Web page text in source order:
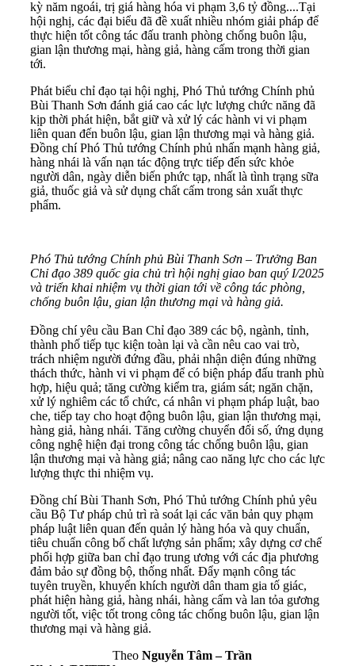
kỳ năm ngoái, trị giá hàng hóa vi phạm 3,6 tỷ đồng....Tại
hội nghị, các đại biểu đã đề xuất nhiều nhóm giải pháp để
thực hiện tốt công tác đấu tranh phòng chống buôn lậu,
gian lận thương mại, hàng giả, hàng cấm trong thời gian
tới.
Phát biểu chỉ đạo tại hội nghị, Phó Thủ tướng Chính phủ
Bùi Thanh Sơn đánh giá cao các lực lượng chức năng đã
kịp thời phát hiện, bắt giữ và xử lý các hành vi vi phạm
liên quan đến buôn lậu, gian lận thương mại và hàng giả.
Đồng chí Phó Thủ tướng Chính phủ nhấn mạnh hàng giả,
hàng nhái là vấn nạn tác động trực tiếp đến sức khỏe
người dân, ngày diễn biến phức tạp, nhất là tình trạng sữa
giả, thuốc giả và sử dụng chất cấm trong sản xuất thực
phẩm.
Phó Thủ tướng Chính phủ Bùi Thanh Sơn – Trưởng Ban
Chỉ đạo 389 quốc gia chủ trì hội nghị giao ban quý I/2025
và triển khai nhiệm vụ thời gian tới về công tác phòng,
chống buôn lậu, gian lận thương mại và hàng giả.
Đồng chí yêu cầu Ban Chỉ đạo 389 các bộ, ngành, tỉnh,
thành phố tiếp tục kiện toàn lại và cần nêu cao vai trò,
trách nhiệm người đứng đầu, phải nhận diện đúng những
thách thức, hành vi vi phạm để có biện pháp đấu tranh phù
hợp, hiệu quả; tăng cường kiểm tra, giám sát; ngăn chặn,
xử lý nghiêm các tổ chức, cá nhân vi phạm pháp luật, bao
che, tiếp tay cho hoạt động buôn lậu, gian lận thương mại,
hàng giả, hàng nhái. Tăng cường chuyển đổi số, ứng dụng
công nghệ hiện đại trong công tác chống buôn lậu, gian
lận thương mại và hàng giả; nâng cao năng lực cho các lực
lượng thực thi nhiệm vụ.
Đồng chí Bùi Thanh Sơn, Phó Thủ tướng Chính phủ yêu
cầu Bộ Tư pháp chủ trì rà soát lại các văn bản quy phạm
pháp luật liên quan đến quản lý hàng hóa và quy chuẩn,
tiêu chuẩn công bố chất lượng sản phẩm; xây dựng cơ chế
phối hợp giữa ban chỉ đạo trung ương với các địa phương
đảm bảo sự đồng bộ, thống nhất. Đẩy mạnh công tác
tuyên truyền, khuyến khích người dân tham gia tố giác,
phát hiện hàng giả, hàng nhái, hàng cấm và lan tỏa gương
người tốt, việc tốt trong công tác chống buôn lậu, gian lận
thương mại và hàng giả.
Theo Nguyễn Tâm – Trần